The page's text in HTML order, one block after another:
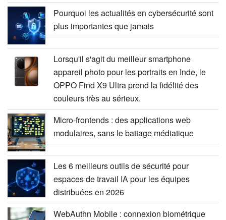
Pourquoi les actualités en cybersécurité sont
plus importantes que jamais
Lorsqu'il s'agit du meilleur smartphone
appareil photo pour les portraits en Inde, le
OPPO Find X9 Ultra prend la fidélité des
couleurs très au sérieux.
Micro-frontends : des applications web
modulaires, sans le battage médiatique
Les 6 meilleurs outils de sécurité pour
espaces de travail IA pour les équipes
distribuées en 2026
WebAuthn Mobile : connexion biométrique